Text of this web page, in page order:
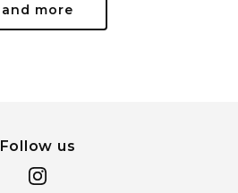
and more
Follow us